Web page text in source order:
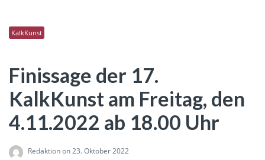
KalkKunst
Finissage der 17.
KalkKunst am Freitag, den
4.11.2022 ab 18.00 Uhr
Redaktionon 23. Oktober 2022